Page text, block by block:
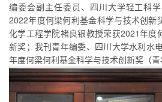
编委会副主任委员、四川大学轻工科
2022年度何梁何利基金科学与技术创新
化学工程学院褚良银教授荣获2021年度
新奖；我刊青年编委、四川大学水利水
年度何梁何利基金科学与技术创新奖（青